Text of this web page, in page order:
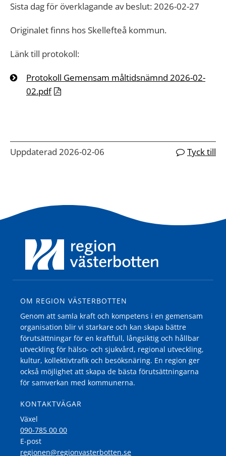
Sista dag för överklagande av beslut: 2026-02-27
Originalet finns hos Skellefteå kommun.
Länk till protokoll:
Protokoll Gemensam måltidsnämnd 2026-02-
02.pdf
Uppdaterad 2026-02-06 Tyck till
OM REGION VÄSTERBOTTEN
Genom att samla kraft och kompetens i en gemensam
organisation blir vi starkare och kan skapa bättre
förutsättningar för en kraftfull, långsiktig och hållbar
utveckling för hälso- och sjukvård, regional utveckling,
kultur, kollektivtrafik och besöksnäring. En region ger
också möjlighet att skapa de bästa förutsättningarna
för samverkan med kommunerna.
KONTAKTVÄGAR
Växel
090-785 00 00
E-post
regionen@regionvasterbotten.se